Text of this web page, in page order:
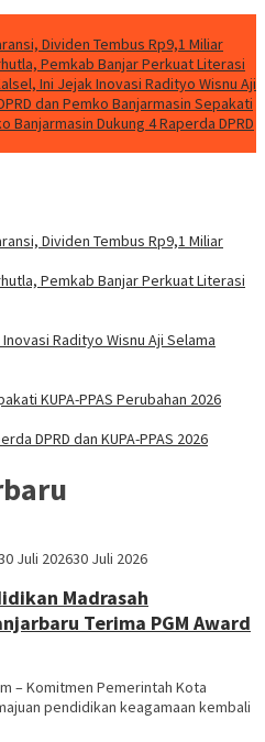
Dividen Tembus Rp9,1 Miliar
Pemkab Banjar Perkuat Literasi
Ini Jejak Inovasi Radityo Wisnu Aji
dan Pemko Banjarmasin Sepakati
Banjarmasin Dukung 4 Raperda DPRD
Dividen Tembus Rp9,1 Miliar
Pemkab Banjar Perkuat Literasi
Radityo Wisnu Aji Selama
KUPA-PPAS Perubahan 2026
DPRD dan KUPA-PPAS 2026
Juli 202630 Juli 2026
Madrasah
Terima PGM Award
– Komitmen Pemerintah Kota
pendidikan keagamaan kembali